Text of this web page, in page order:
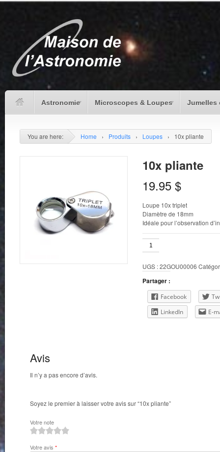
Astronomie Microscopes & Loupes Jumelles
You are here: Home › Produits › Loupes › 10x pliante
10x pliante
19.95 $
Loupe 10x triplet
Diamètre de 18mm
Idéale pour l’observation
quantité
de
pliante
UGS :22GOU00006
Partager :
Facebook
LinkedIn
E-
Avis
Il n’y a pas encore d’avis.
Soyez le premier à laisser votre avis sur “10x pliante”
Votre note
Votre avis *